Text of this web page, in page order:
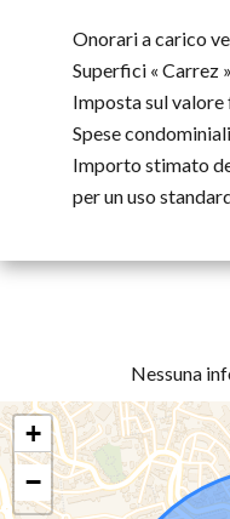
Onorari a carico
Superfici « Carrez »
Imposta sul
Spese condominiali
Importo stimato
per un uso
Nessuna
+
−